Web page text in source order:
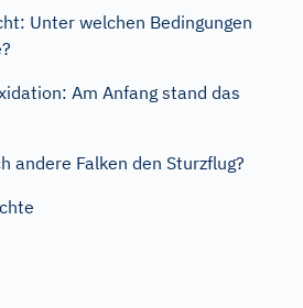
Unter welchen Bedingungen
Am Anfang stand das
andere Falken den Sturzflug?